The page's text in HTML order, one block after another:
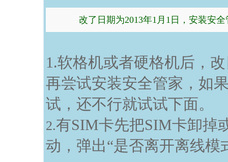
改了日期为2013年1月1日，安装安
1.软格机或者硬格机后，
再尝试安装安全管家，如
试，还不行就试试下面。
2.有SIM卡先把SIM卡卸掉
动，弹出“是否离开离线模